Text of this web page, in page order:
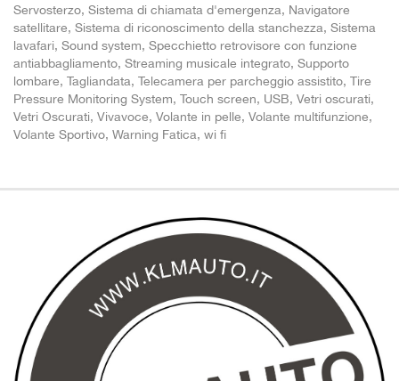
Servosterzo, Sistema di chiamata d'emergenza, Navigatore
satellitare, Sistema di riconoscimento della stanchezza, Sistema
lavafari, Sound system, Specchietto retrovisore con funzione
antiabbagliamento, Streaming musicale integrato, Supporto
lombare, Tagliandata, Telecamera per parcheggio assistito, Tire
Pressure Monitoring System, Touch screen, USB, Vetri oscurati,
Vetri Oscurati, Vivavoce, Volante in pelle, Volante multifunzione,
Volante Sportivo, Warning Fatica, wi fi